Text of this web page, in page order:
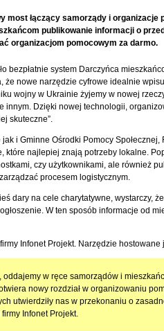
most łączący samorządy i organizacje
publikowanie informacji o
organizacjom pomocowym za darmo.
bezpłatnie system Darczyńca
że nowe narzędzie cyfrowe idealnie
wojny w Ukrainie żyjemy w nowej
innym. Dzięki nowej technologii,
skuteczne”.
i Gminne Ośrodki Pomocy
które najlepiej znają potrzeby lokalne.
czy użytkownikami, ale również
procesem logistycznym.
dary na cele charytatywne, wystarczy,
W ten sposób informacje od
Infonet Projekt. Narzędzie hostowane
w ręce samorządów i
nowy rozdział w organizowaniu
utwierdziły nas w przekonaniu o
Infonet Projekt.